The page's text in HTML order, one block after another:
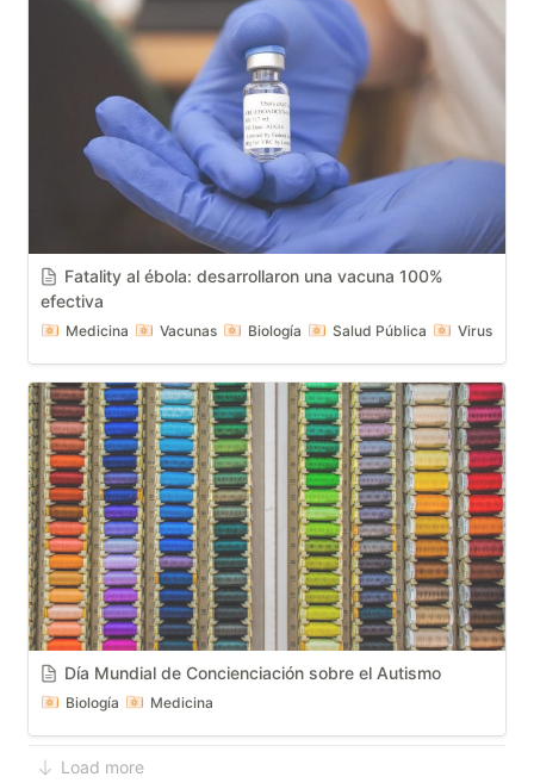
Fatality al ébola: desarrollaron una vacuna 100%
efectiva
Medicina Vacunas Biología Salud Pública Virus
Día Mundial de Concienciación sobre el Autismo
Biología Medicina
Load more